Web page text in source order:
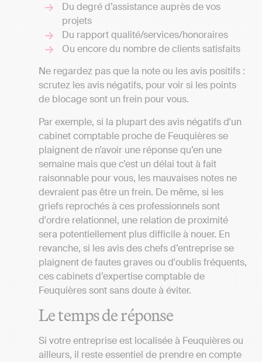
Du degré d’assistance auprès de vos
projets
Du rapport qualité/services/honoraires
Ou encore du nombre de clients satisfaits
Ne regardez pas que la note ou les avis positifs :
scrutez les avis négatifs, pour voir si les points
de blocage sont un frein pour vous.
Par exemple, si la plupart des avis négatifs d'un
cabinet comptable proche de Feuquières se
plaignent de n’avoir une réponse qu’en une
semaine mais que c’est un délai tout à fait
raisonnable pour vous, les mauvaises notes ne
devraient pas être un frein. De même, si les
griefs reprochés à ces professionnels sont
d'ordre relationnel, une relation de proximité
sera potentiellement plus difficile à nouer. En
revanche, si les avis des chefs d’entreprise se
plaignent de fautes graves ou d'oublis fréquents,
ces cabinets d’expertise comptable de
Feuquières sont sans doute à éviter.
Le temps de réponse
Si votre entreprise est localisée à Feuquières ou
ailleurs, il reste essentiel de prendre en compte